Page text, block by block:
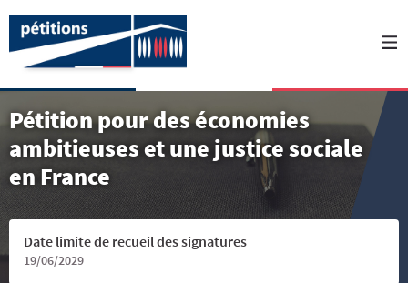
Pétition pour des économies
ambitieuses et une justice sociale
en France
Date limite de recueil des signatures
19/06/2029